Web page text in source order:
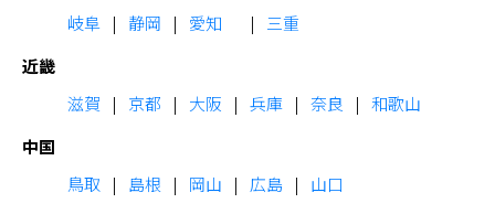
岐阜
静岡 愛知
三重
近畿
滋賀
京都 大阪 兵庫 奈良
和歌山
中国
鳥取
島根 岡山 広島
山口